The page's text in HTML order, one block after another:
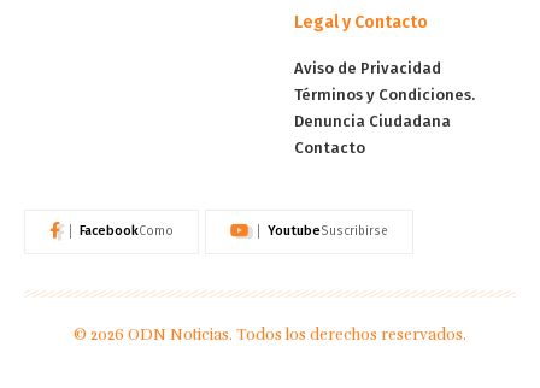
Legal y Contacto
Aviso de Privacidad
Términos y Condiciones.
Denuncia Ciudadana
Contacto
FacebookComo YoutubeSuscribirse
© 2026 ODN Noticias. Todos los derechos reservados.